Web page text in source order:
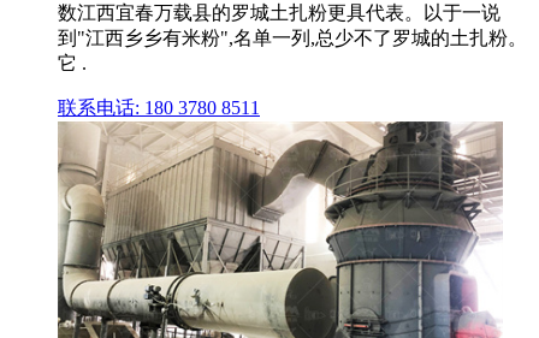
数江西宜春万载县的罗城土扎粉更具代表。以于一说
到"江西乡乡有米粉",名单一列,总少不了罗城的土扎粉。
它 .
联系电话: 180 3780 8511